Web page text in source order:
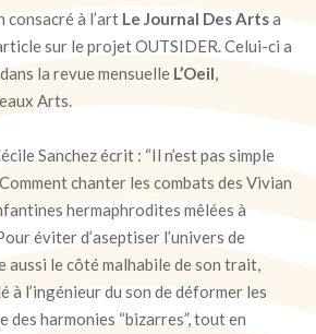
consacré à l’art Le Journal Des Artsa
sur le projet OUTSIDER. Celui-ci a
la revue mensuelle L’Oeil,
Arts.
Sanchez écrit : “Il n’est pas simple
chanter les combats des Vivian
hermaphrodites mêlées à
éviter d’aseptiser l’univers de
aussi le côté malhabile de son trait,
à l’ingénieur du son de déformer les
des harmonies “bizarres”, tout en